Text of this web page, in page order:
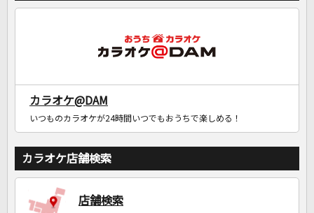
カラオケ@DAM
いつものカラオケが24時間いつでもおうちで楽しめる！
カラオケ店舗検索
店舗検索